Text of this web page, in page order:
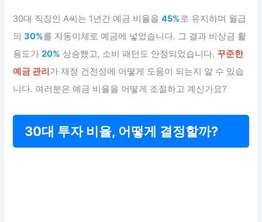
30대 직장인 A씨는 1년간 예금 비율을45%로 유지하며 월급
의30%를 자동이체로 예금에 넣었습니다. 그 결과 비상금 활
용도가20% 상승했고, 소비 패턴도 안정되었습니다. 꾸준한
예금 관리가 재정 건전성에 어떻게 도움이 되는지 알 수 있습
니다. 여러분은 예금 비율을 어떻게 조절하고 계신가요?
30대 투자 비율, 어떻게 결정할까?